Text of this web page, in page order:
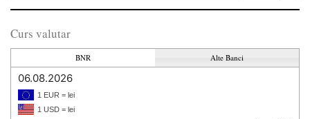
Curs valutar
BNR Alte Banci
06.08.2026
1 EUR = lei
1 USD = lei